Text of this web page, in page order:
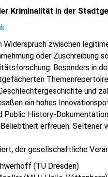
Kriminalität in der
Widerspruch zwischen
oder Zuschreibung
Besonders in
und
ein hohes
Public History-
erfreuen. Seltener
der gesellschaftliche
(TU Dresden)